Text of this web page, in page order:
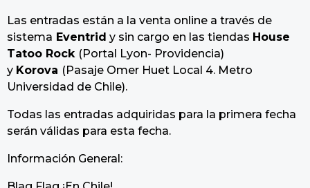
Las entradas están a la venta online a través de
sistema Eventrid y sin cargo en las tiendas House
Tatoo Rock (Portal Lyon- Providencia)
y Korova (Pasaje Omer Huet Local 4. Metro
Universidad de Chile).
Todas las entradas adquiridas para la primera fecha
serán válidas para esta fecha.
Información General: